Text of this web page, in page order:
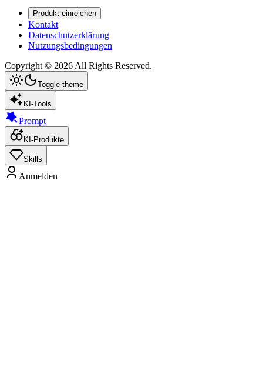
Produkt einreichen
Kontakt
Datenschutzerklärung
Nutzungsbedingungen
Copyright © 2026 All Rights Reserved.
Toggle theme
KI-Tools
Prompt
KI-Produkte
Skills
Anmelden